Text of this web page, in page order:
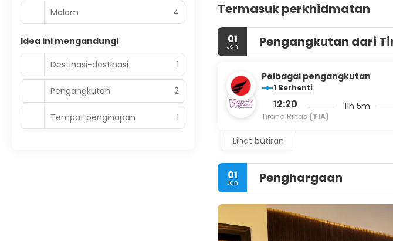
Termasuk perkhidmatan
01
Jan Pengangkutan dari
Pelbagai pengangkutan
1 Berhenti
12:20
Tirana Rinas (TIA)
11h 5m
Lihat butiran
01
Jan Penghargaan
Malam 4
Idea ini mengandungi
Destinasi-destinasi
1
Pengangkutan 2
Tempat penginapan 1